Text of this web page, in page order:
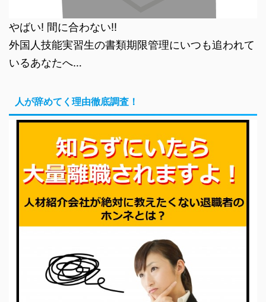
やばい! 間に合わない!!
外国人技能実習生の書類期限管理にいつも追われて
いるあなたへ…
人が辞めてく理由徹底調査！